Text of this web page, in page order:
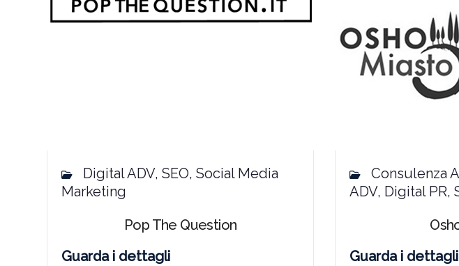
Digital ADV, SEO, Social Media
Marketing
Pop The Question
Guarda i dettagli
Consulenza
ADV, Digital PR,
Guarda i dettagli